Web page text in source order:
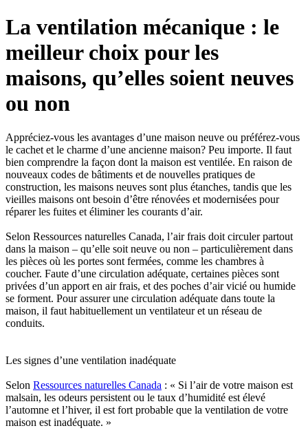
La ventilation mécanique : le
meilleur choix pour les
maisons, qu’elles soient neuves
ou non
Appréciez-vous les avantages d’une maison neuve ou préférez-vous
le cachet et le charme d’une ancienne maison? Peu importe. Il faut
bien comprendre la façon dont la maison est ventilée. En raison de
nouveaux codes de bâtiments et de nouvelles pratiques de
construction, les maisons neuves sont plus étanches, tandis que les
vieilles maisons ont besoin d’être rénovées et modernisées pour
réparer les fuites et éliminer les courants d’air.
Selon Ressources naturelles Canada, l’air frais doit circuler partout
dans la maison – qu’elle soit neuve ou non – particulièrement dans
les pièces où les portes sont fermées, comme les chambres à
coucher. Faute d’une circulation adéquate, certaines pièces sont
privées d’un apport en air frais, et des poches d’air vicié ou humide
se forment. Pour assurer une circulation adéquate dans toute la
maison, il faut habituellement un ventilateur et un réseau de
conduits.
Les signes d’une ventilation inadéquate
Selon Ressources naturelles Canada : « Si l’air de votre maison est
malsain, les odeurs persistent ou le taux d’humidité est élevé
l’automne et l’hiver, il est fort probable que la ventilation de votre
maison est inadéquate. »